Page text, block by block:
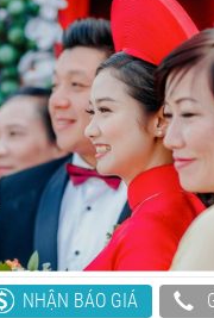
NHẬN BÁO GIÁ